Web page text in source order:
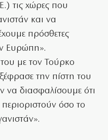
τις χώρες που
και να
πρόσθετες
Ευρώπη».
με τον Τούρκο
την πίστη του
να διασφαλίσουμε ότι
περιοριστούν όσο το